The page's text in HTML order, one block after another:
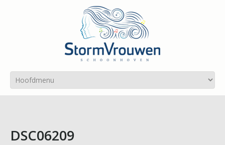
DSC06209